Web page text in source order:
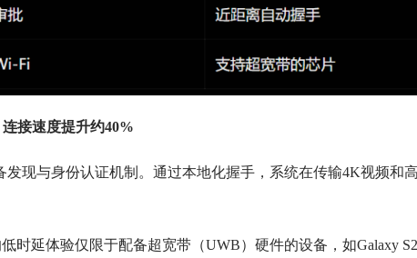
连接速度提升约40%
发现与身份认证机制。通过本地化握手，系统在传输4K视频和
时延体验仅限于配备超宽带（UWB）硬件的设备，如Galaxy